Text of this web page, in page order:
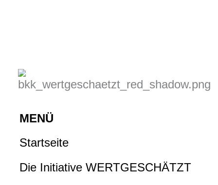
MENÜ
Startseite
Die Initiative WERTGESCHÄTZT